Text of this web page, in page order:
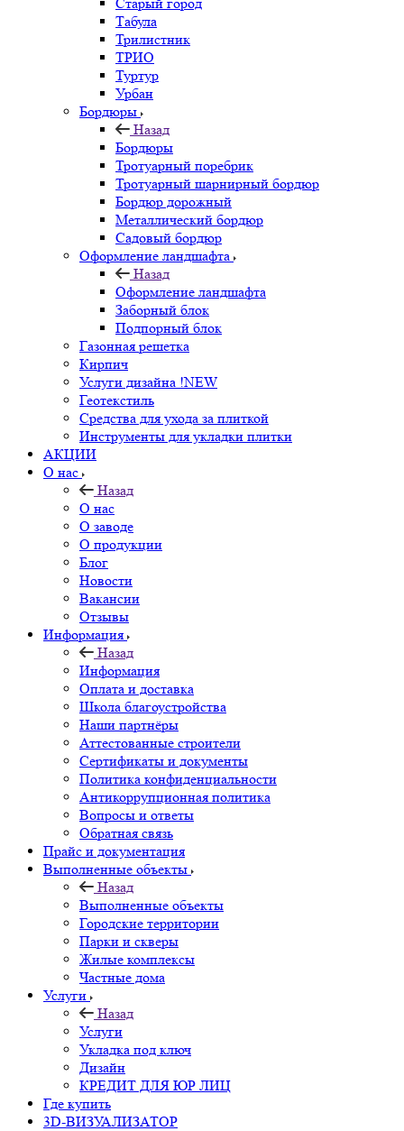
Табула
Трилистник
ТРИО
Туртур
Урбан
Бордюры
Назад
Бордюры
Тротуарный поребрик
Тротуарный шарнирный бордюр
Бордюр дорожный
Металлический бордюр
Садовый бордюр
Оформление ландшафта
Назад
Оформление ландшафта
Заборный блок
Подпорный блок
Газонная решетка
Кирпич
Услуги дизайна !NEW
Геотекстиль
Средства для ухода за плиткой
Инструменты для укладки плитки
АКЦИИ
О нас
Назад
О нас
О заводе
О продукции
Блог
Новости
Вакансии
Отзывы
Информация
Назад
Информация
Оплата и доставка
Школа благоустройства
Наши партнёры
Аттестованные строители
Сертификаты и документы
Политика конфиденциальности
Антикоррупционная политика
Вопросы и ответы
Обратная связь
Прайс и документация
Выполненные объекты
Назад
Выполненные объекты
Городские территории
Парки и скверы
Жилые комплексы
Частные дома
Услуги
Назад
Услуги
Укладка под ключ
Дизайн
КРЕДИТ ДЛЯ ЮР ЛИЦ
Где купить
3D-ВИЗУАЛИЗАТОР